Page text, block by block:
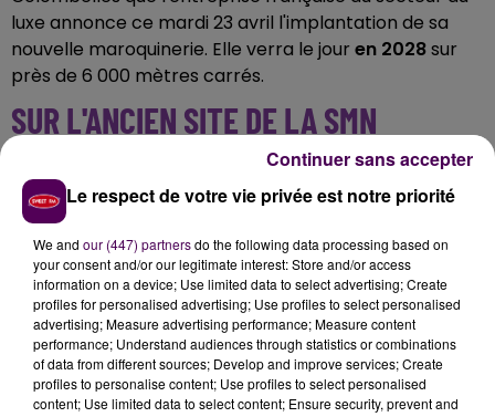
luxe annonce ce mardi 23 avril l'implantation de sa
nouvelle maroquinerie. Elle verra le jour en 2028sur
près de 6 000 mètres carrés.
SUR L'ANCIEN SITE DE LA SMN
Cette nouvelle manufacture s'établira sur le site de
l'ancienne Société Métallurgique de Normandie, lieu
emblématique de l'histoire industrielle de la région qui
avait fermé ses portes en 1993. Parmi les réactions,
celle d'Hervé Morin :"260 emploisqualifiés seront
créésapportant une vraie valeur ajoutée à
l'agglomération caennaise et à la Normandie"
réjouit le président du Conseil régional.
Le respect de votre vie privée est notre priorité
We and our (447) partnersdo the following data processing based on
your consent and/or our legitimate interest: Store and/or access
information on a device; Use limited data to select advertising; Create
profiles for personalised advertising; Use profiles to select personalised
advertising; Measure advertising performance; Measure content
performance; Understand audiences through statistics or combinations
of data from different sources; Develop and improve services; Create
profiles to personalise content; Use profiles to select personalised
content; Use limited data to select content; Ensure security, prevent and
Continuer sans accepter